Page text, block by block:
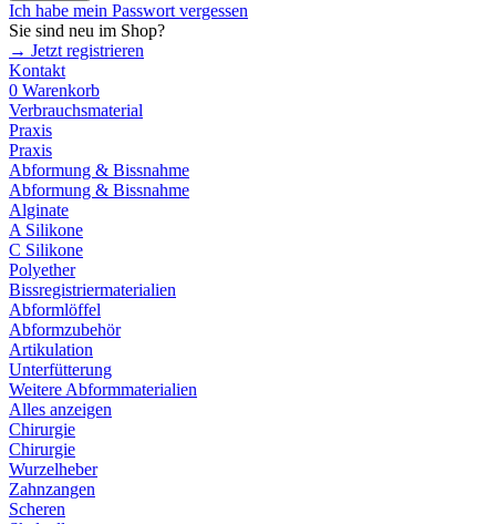
Ich habe mein Passwort vergessen
Sie sind neu im Shop?
→ Jetzt registrieren
Kontakt
0 Warenkorb
Verbrauchsmaterial
Praxis
Praxis
Abformung & Bissnahme
Abformung & Bissnahme
Alginate
A Silikone
C Silikone
Polyether
Bissregistriermaterialien
Abformlöffel
Abformzubehör
Artikulation
Unterfütterung
Weitere Abformmaterialien
Alles anzeigen
Chirurgie
Chirurgie
Wurzelheber
Zahnzangen
Scheren